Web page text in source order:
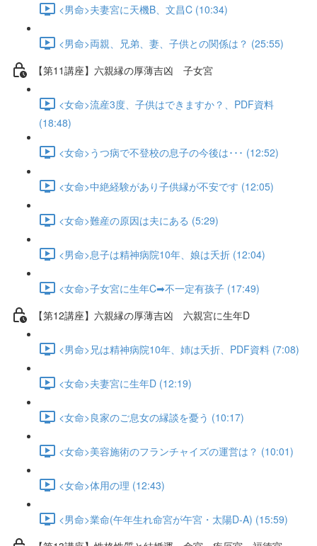
<男命>夫妻宮に天機B、文昌C (10:34)
<男命>両親、兄弟、妻、子供との関係は？ (25:55)
【第11講座】六親縁の厚薄吉凶 子女宮
<女命>流産3度、子供はできますか？、PDF資料
(18:48)
<女命>うつ病で不登校の息子の今後は･･･ (12:52)
<女命>中絶経験があり子供縁が不安です (12:05)
<女命>難産の原因は夫にある (5:29)
<男命>息子は精神病院10年、娘は夭折 (12:04)
<女命>子女宮に生年C➡不一定有孩子 (17:49)
【第12講座】六親縁の厚薄吉凶 六親宮に生年D
<男命>兄は精神病院10年、姉は夭折、PDF資料 (7:08)
<女命>夫妻宮に生年D (12:19)
<女命>良家のご息女の縁談を憂う (10:17)
<女命>美容施術のフランチャイズの運営は？ (10:01)
<女命>体用の理 (12:43)
<男命>業命(午年生れ命宮が午宮・太陽D-A) (15:59)